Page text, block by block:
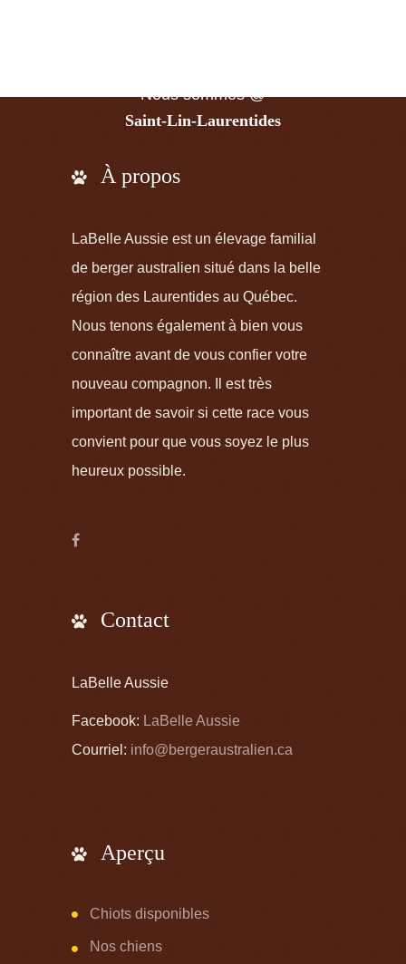
Nous sommes @
Saint-Lin-Laurentides
À propos
LaBelle Aussie est un élevage familial
de berger australien situé dans la belle
région des Laurentides au Québec.
Nous tenons également à bien vous
connaître avant de vous confier votre
nouveau compagnon. Il est très
important de savoir si cette race vous
convient pour que vous soyez le plus
heureux possible.
Contact
LaBelle Aussie
Facebook: LaBelle Aussie
Courriel: info@bergeraustralien.ca
Aperçu
Chiots disponibles
Nos chiens